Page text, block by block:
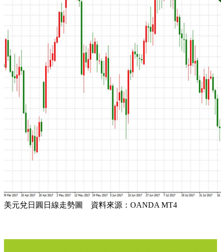
美元兌日圓日線走勢圖 資料來源：OANDA MT4